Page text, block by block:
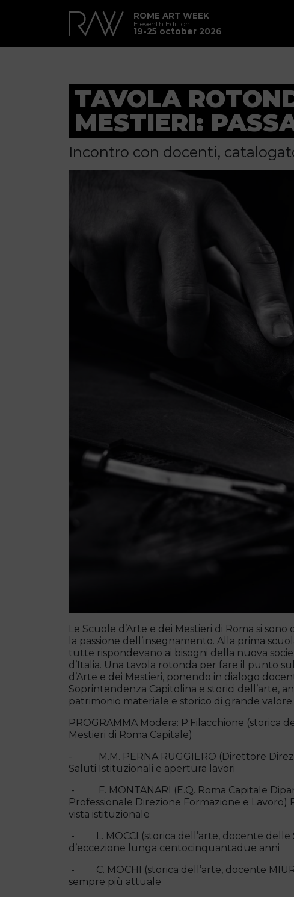
ROME ART WEEK
Eleventh Edition
19-25 october 2026
TAVOLA
MESTIERI:
Incontro con docenti,
Le Scuole d’Arte e dei Mestieri di Roma si
la passione dell’insegnamento. Alla prima
tutte rispondevano ai bisogni della nuova
d’Italia. Una tavola rotonda per fare il punto
d’Arte e dei Mestieri, ponendo in dialogo
Soprintendenza Capitolina e storici dell’arte,
patrimonio materiale e storico di grande valore.
PROGRAMMA Modera: P.Filacchione (storica
Mestieri di Roma Capitale)
- M.M. PERNA RUGGIERO (Direttore
Saluti Istituzionali e apertura lavori
- F. MONTANARI (E.Q. Roma Capitale
Professionale Direzione Formazione e
vista istituzionale
- L. MOCCI (storica dell’arte, docente delle
d’eccezione lunga centocinquantadue anni
- C. MOCHI (storica dell’arte, docente
sempre più attuale